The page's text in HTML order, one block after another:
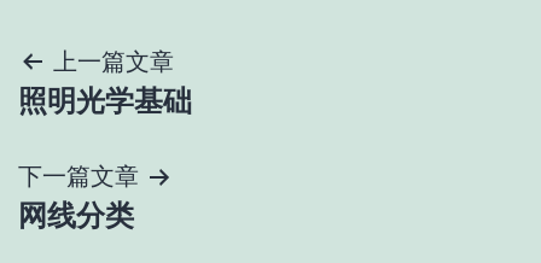
文
章
导
航
上一篇文章
照明光学基础
下一篇文章
网线分类